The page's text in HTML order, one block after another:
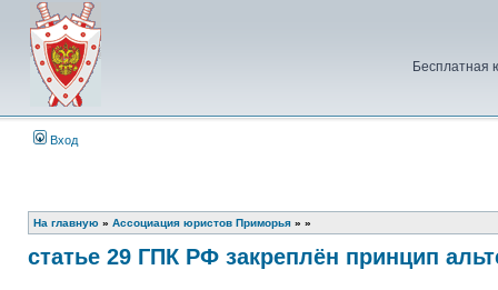
Бесплатная
Вход
На главную » Ассоциация юристов Приморья » »
статье 29 ГПК РФ закреплён принцип